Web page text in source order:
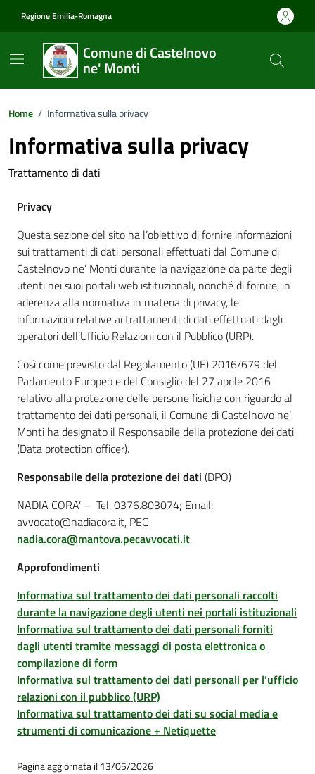
Regione Emilia-Romagna
Comune di Castelnovo
ne' Monti
Home / Informativa sulla privacy
Informativa sulla privacy
Trattamento di dati
Privacy
Questa sezione del sito ha l’obiettivo di fornire informazioni
sui trattamenti di dati personali effettuatidal Comune di
Castelnovo ne’ Montidurante la navigazione da parte degli
utenti nei suoi portali web istituzionali, nonché di fornire, in
aderenza alla normativa in materia di privacy, le
informazioni relative ai trattamenti di dati effettuati dagli
operatori dell’Ufficio Relazioni con il Pubblico (URP).
Così come previsto dal Regolamento (UE) 2016/679 del
Parlamento Europeo e del Consiglio del 27 aprile 2016
relativo alla protezione delle persone fisiche con riguardo al
trattamento dei dati personali, il Comune di Castelnovo ne’
Monti ha designato il Responsabile della protezione dei dati
(Data protection officer).
Responsabile della protezione dei dati (DPO)
NADIA CORA’ – Tel. 0376.803074; Email:
avvocato@nadiacora.it, PEC
nadia.cora@mantova.pecavvocati.it.
Approfondimenti
Informativa sul trattamento dei dati personali raccolti
durante la navigazione degli utenti nei portali istituzionali
Informativa sul trattamento dei dati personali forniti
dagli utenti tramite messaggi di posta elettronica o
compilazione di form
Informativa sul trattamento dei dati personali per l’ufficio
relazioni con il pubblico (URP)
Informativa sul trattamento dei dati su social media e
strumenti di comunicazione + Netiquette
Pagina aggiornata il 13/05/2026